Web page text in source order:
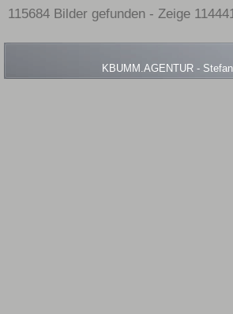
115684 Bilder gefunden - Zeige
KBUMM.AGENTUR -